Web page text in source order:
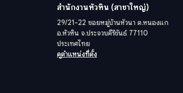
สำนักงานหัวหิน (สาขาใหญ่)
29/21-22 ซอยหมู่บ้านหัวนา ต.หนองแก
อ.หัวหิน จ.ประจวบคีรีขันธ์ 77110
ประเทศไทย
ดูตำแหน่งที่ตั้ง